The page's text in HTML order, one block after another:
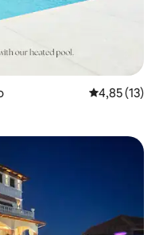
Évaluation
4,85 (13)
appréciés